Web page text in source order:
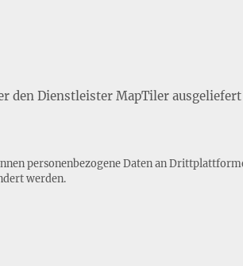
den Dienstleister MapTiler
personenbezogene Daten an
werden.